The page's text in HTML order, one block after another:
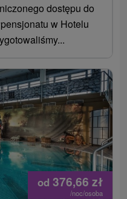
dostępu do
w Hotelu
od 376,66 zł
/noc/osoba